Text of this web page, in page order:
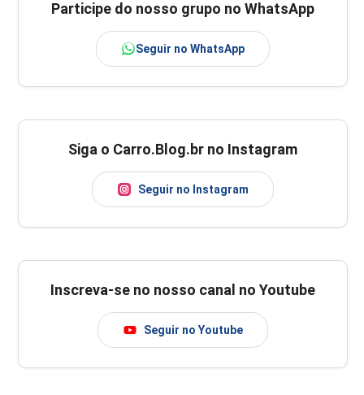
Participe do nosso grupo no WhatsApp
Seguir no WhatsApp
Siga o Carro.Blog.br no Instagram
Seguir no Instagram
Inscreva-se no nosso canal no Youtube
Seguir no Youtube